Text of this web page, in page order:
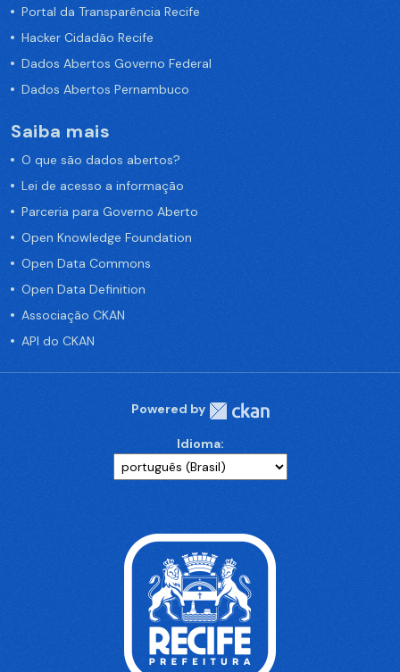
Portal da Transparência Recife
Hacker Cidadão Recife
Dados Abertos Governo Federal
Dados Abertos Pernambuco
Saiba mais
O que são dados abertos?
Lei de acesso a informação
Parceria para Governo Aberto
Open Knowledge Foundation
Open Data Commons
Open Data Definition
Associação CKAN
API do CKAN
Powered by
Idioma